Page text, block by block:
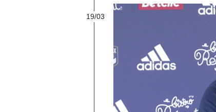
19/03